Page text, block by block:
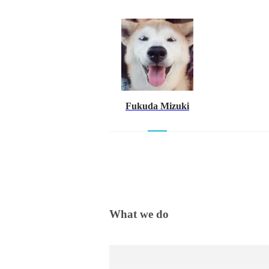
Fukuda Mizuki
What we do